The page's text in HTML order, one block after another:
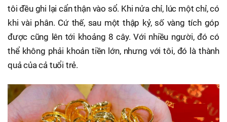
tôi đều ghi lại cẩn thận vào sổ. Khi nửa chỉ, lúc một chỉ, có
khi vài phân. Cứ thế, sau một thập kỷ, số vàng tích góp
được cũng lên tới khoảng 8 cây. Với nhiều người, đó có
thể không phải khoản tiền lớn, nhưng với tôi, đó là thành
quả của cả tuổi trẻ.